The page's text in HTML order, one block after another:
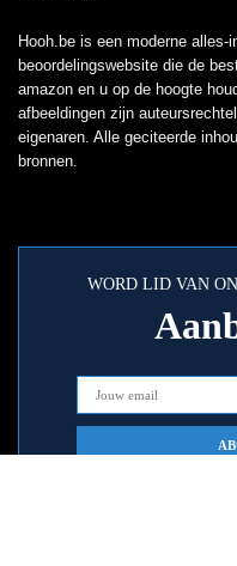
Hooh.be is een moderne
beoordelingswebsite die de
amazon en u op de hoogte
afbeeldingen zijn
eigenaren. Alle geciteerde
bronnen.
WORD LID VAN